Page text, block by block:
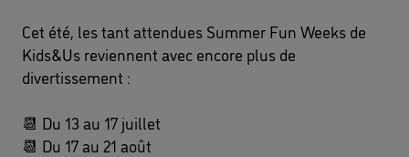
Cet été, les tant attendues Summer Fun Weeks de
Kids&Us reviennent avec encore plus de
divertissement :
📆 Du 13 au 17 juillet
📆 Du 17 au 21 août